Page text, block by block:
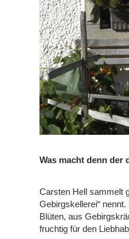
Was macht denn der
Carsten Hell sammelt
Gebirgskellerei“
Blüten, aus
fruchtig für den